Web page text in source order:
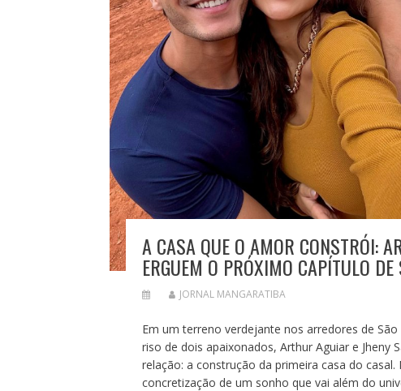
A CASA QUE O AMOR CONSTRÓI:
ERGUEM O PRÓXIMO CAPÍTULO
JORNAL MANGARATIBA
Em um terreno verdejante nos arredores de
riso de dois apaixonados, Arthur Aguiar e Jheny
relação: a construção da primeira casa do
concretização de um sonho que vai além do